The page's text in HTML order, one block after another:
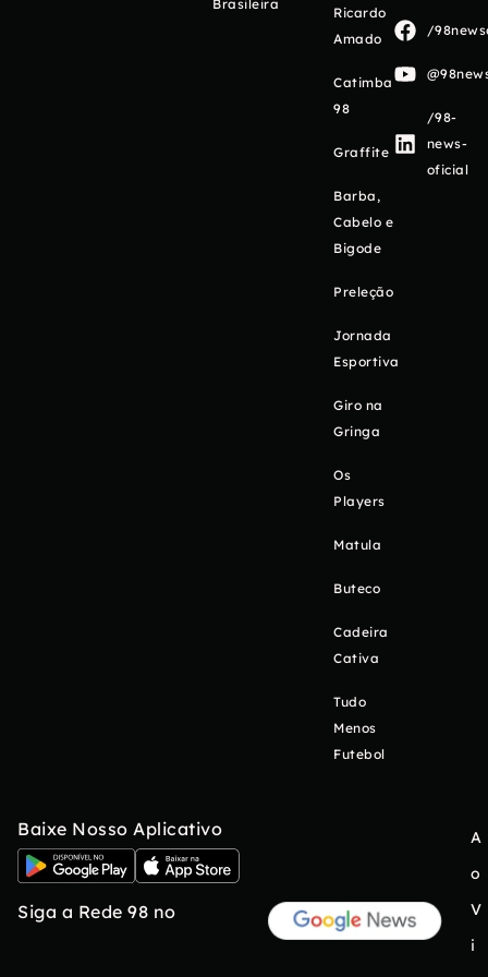
Brasileira
Ricardo
Amado
Catimba
98
Graffite
Barba,
Cabelo e
Bigode
Preleção
Jornada
Esportiva
Giro na
Gringa
Os
Players
Matula
Buteco
Cadeira
Cativa
Tudo
Menos
Futebol
/
/98-
news-
oficial
Baixe Nosso Aplicativo
Siga a Rede 98 no
A
o
V
i